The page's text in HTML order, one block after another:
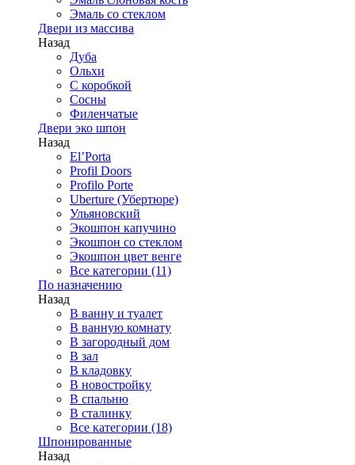
Эмаль со стеклом
Двери из массива
Назад
Дуба
Ольхи
С коробкой
Сосны
Филенчатые
Двери эко шпон
Назад
El’Porta
Profil Doors
Profilo Porte
Uberture (Убертюре)
Ульяновский
Экошпон капучино
Экошпон со стеклом
Экошпон цвет венге
Все категории (11)
По назначению
Назад
В ванну и туалет
В ванную комнату
В загородный дом
В зал
В кладовку
В новостройку
В спальню
В сталинку
Все категории (18)
Шпонированные
Назад